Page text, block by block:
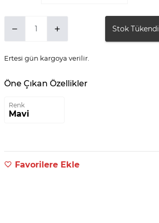
Stok Tükendi
Ertesi gün kargoya verilir.
Öne Çıkan Özellikler
Renk
Mavi
Favorilere Ekle